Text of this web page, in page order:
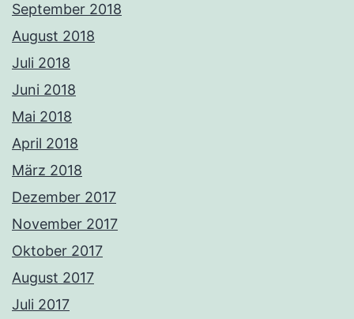
September 2018
August 2018
Juli 2018
Juni 2018
Mai 2018
April 2018
März 2018
Dezember 2017
November 2017
Oktober 2017
August 2017
Juli 2017